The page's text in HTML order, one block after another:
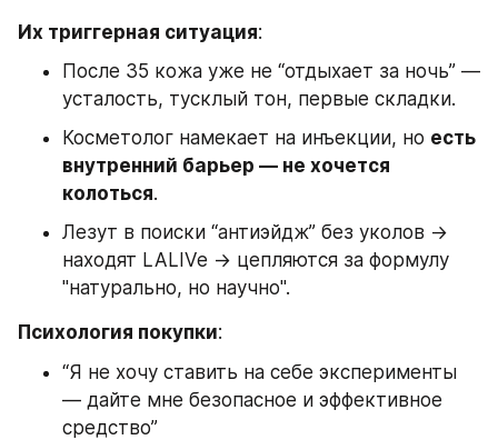
Их триггерная ситуация:
После 35 кожа уже не “отдыхает за ночь” —
усталость, тусклый тон, первые складки.
Косметолог намекает на инъекции, но есть
внутренний барьер — не хочется
колоться.
Лезут в поиски “антиэйдж” без уколов →
находят LALIVe → цепляются за формулу
"натурально, но научно".
Психология покупки:
“Я не хочу ставить на себе эксперименты
— дайте мне безопасное и эффективное
средство”